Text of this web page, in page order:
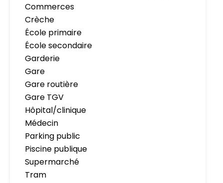
Commerces
Crèche
École primaire
École secondaire
Garderie
Gare
Gare routière
Gare TGV
Hôpital/clinique
Médecin
Parking public
Piscine publique
Supermarché
Tram